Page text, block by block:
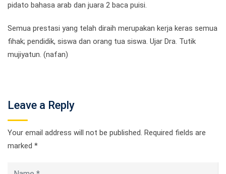
pidato bahasa arab dan juara 2 baca puisi.
Semua prestasi yang telah diraih merupakan kerja keras semua
fihak; pendidik, siswa dan orang tua siswa. Ujar Dra. Tutik
mujiyatun. (nafan)
Leave a Reply
Your email address will not be published. Required fields are
marked *